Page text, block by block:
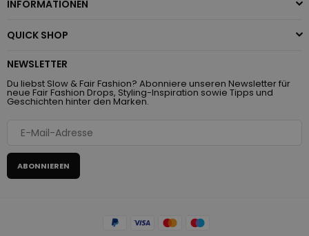
INFORMATIONEN
QUICK SHOP
NEWSLETTER
Du liebst Slow & Fair Fashion? Abonniere unseren Newsletter für
neue Fair Fashion Drops, Styling-Inspiration sowie Tipps und
Geschichten hinter den Marken.
ABONNIEREN